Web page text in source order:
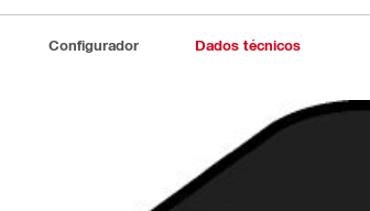
Configurador Dados técnicos